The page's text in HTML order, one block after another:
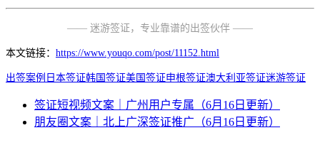
—— 迷游签证，专业靠谱的出签伙伴 ——
本文链接： https://www.youqo.com/post/11152.html
出签案例 日本签证韩国签证美国签证 申根签证澳大利亚签证迷游签证
签证短视频文案｜广州用户专属（6月16日更新）
朋友圈文案｜北上广深签证推广（6月16日更新）